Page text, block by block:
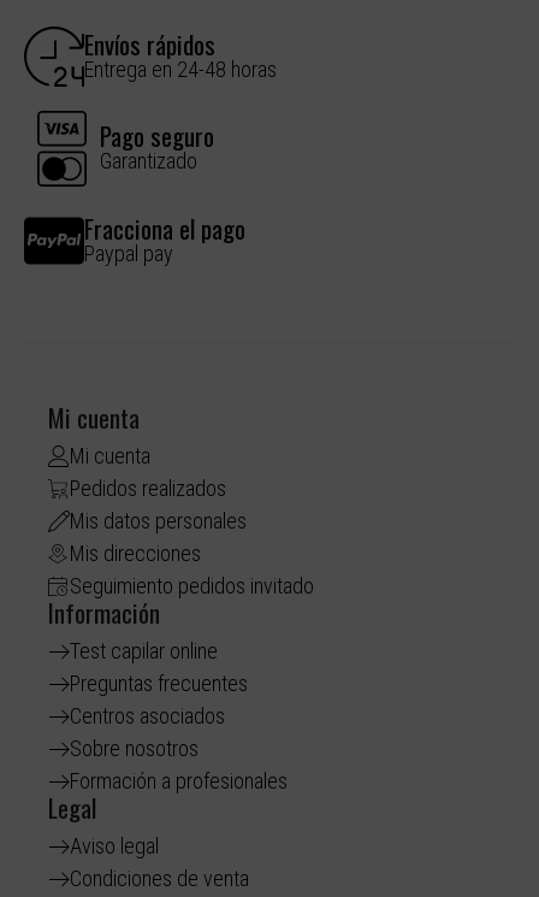
Envíos rápidos
Entrega en 24-48 horas
Pago seguro
Garantizado
Fracciona el pago
Paypal pay
Mi cuenta
Mi cuenta
Pedidos realizados
Mis datos personales
Mis direcciones
Seguimiento pedidos invitado
Información
Test capilar online
Preguntas frecuentes
Centros asociados
Sobre nosotros
Formación a profesionales
Legal
Aviso legal
Condiciones de venta